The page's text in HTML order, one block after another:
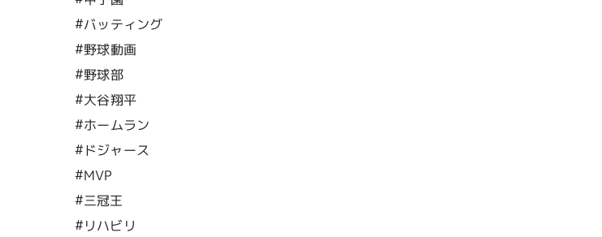
#バッティング
#野球動画
#野球部
#大谷翔平
#ホームラン
#ドジャース
#MVP
#三冠王
#リハビリ